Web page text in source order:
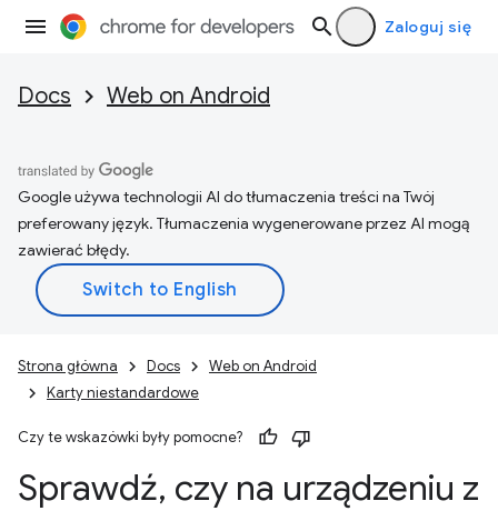
Zaloguj się
Docs Web on Android
Google używa technologii AI do tłumaczenia treści na Twój
preferowany język. Tłumaczenia wygenerowane przez AI mogą
zawierać błędy.
Strona główna Docs
Web on Android
Karty niestandardowe
Czy te wskazówki były pomocne?
Sprawdź, czy na urządzeniu z